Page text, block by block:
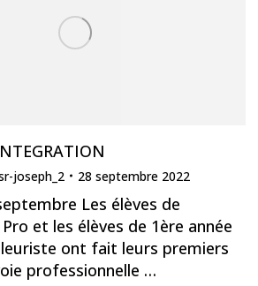
joseph_2 28 septembre 2022
Les élèves de
et les élèves de 1ère année
ont fait leurs premiers
professionnelle …